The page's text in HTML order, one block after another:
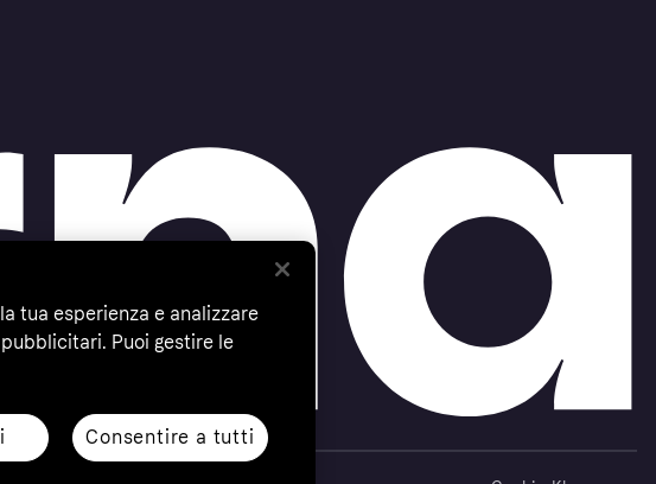
tua esperienza e analizzare
Puoi gestire le
Consentire a tutti